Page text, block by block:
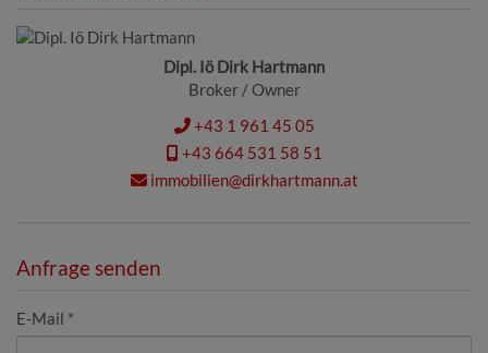
Dipl. Iö Dirk Hartmann
Broker / Owner
+43 1 961 45 05
+43 664 531 58 51
immobilien@dirkhartmann.at
Anfrage senden
E-Mail